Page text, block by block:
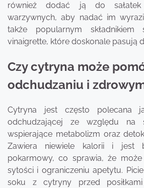
również dodać ją do
warzywnych, aby nadać im
także popularnym
vinaigrette, które doskonale pasują
Czy cytryna może
odchudzaniu i
Cytryna jest często polecana
odchudzającej ze względu na
wspierające metabolizm oraz
Zawiera niewiele kalorii i jest
pokarmowy, co sprawia, że
sytości i ograniczeniu apetytu.
soku z cytryny przed